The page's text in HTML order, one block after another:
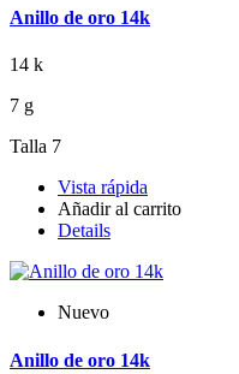
Anillo de oro 14k
14 k
7 g
Talla 7
Vista rápida
Añadir al carrito
Details
Nuevo
Anillo de oro 14k